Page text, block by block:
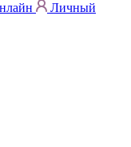
Личный